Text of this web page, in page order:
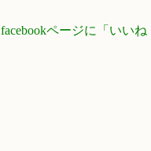
facebookページに「いい